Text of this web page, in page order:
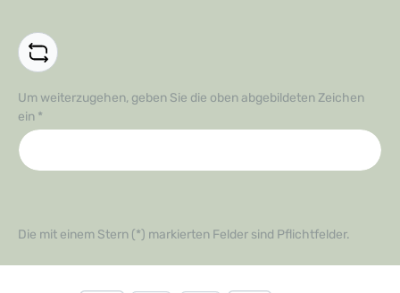
Um weiterzugehen, geben Sie die oben abgebildeten Zeichen
ein *
Die mit einem Stern (*) markierten Felder sind Pflichtfelder.